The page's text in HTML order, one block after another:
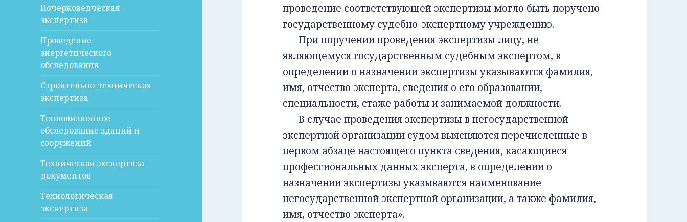
Почерковедческая
экспертиза
Проведение
энергетического
обследования
Строительно-техническая
экспертиза
Тепловизионное
обследование зданий и
сооружений
Техническая экспертиза
документов
Технологическая
экспертиза
проведение соответствующей экспертизы могло быть поручено
государственному судебно-экспертному учреждению.
При поручении проведения экспертизы лицу, не
являющемуся государственным судебным экспертом, в
определении о назначении экспертизы указываются фамилия,
имя, отчество эксперта, сведения о его образовании,
специальности, стаже работы и занимаемой должности.
В случае проведения экспертизы в негосударственной
экспертной организации судом выясняются перечисленные в
первом абзаце настоящего пункта сведения, касающиеся
профессиональных данных эксперта, в определении о
назначении экспертизы указываются наименование
негосударственной экспертной организации, а также фамилия,
имя, отчество эксперта».